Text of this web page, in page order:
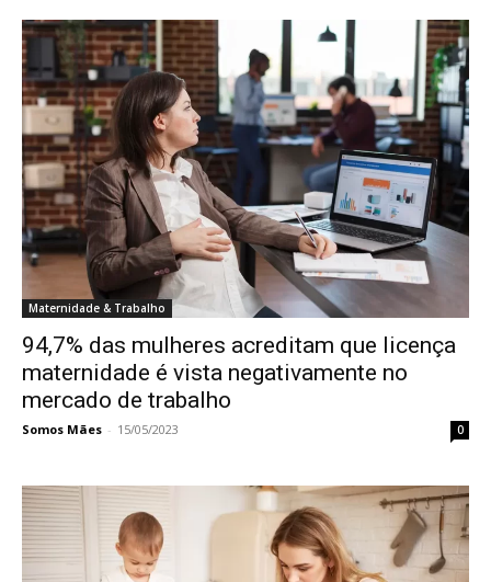
Maternidade & Trabalho
94,7% das mulheres acreditam que licença
maternidade é vista negativamente no
mercado de trabalho
Somos Mães - 15/05/2023 0